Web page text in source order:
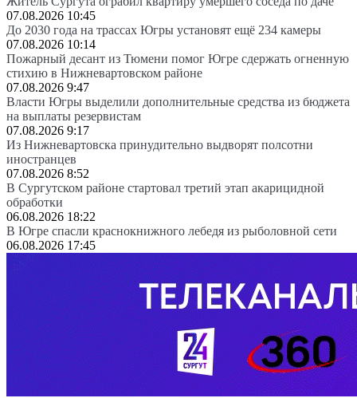
07.08.2026 10:45
До 2030 года на трассах Югры установят ещё 234 камеры
07.08.2026 10:14
Пожарный десант из Тюмени помог Югре сдержать огненную
стихию в Нижневартовском районе
07.08.2026 9:47
Власти Югры выделили дополнительные средства из бюджета
на выплаты резервистам
07.08.2026 9:17
Из Нижневартовска принудительно выдворят полсотни
иностранцев
07.08.2026 8:52
В Сургутском районе стартовал третий этап акарицидной
обработки
06.08.2026 18:22
В Югре спасли краснокнижного лебедя из рыболовной сети
06.08.2026 17:45